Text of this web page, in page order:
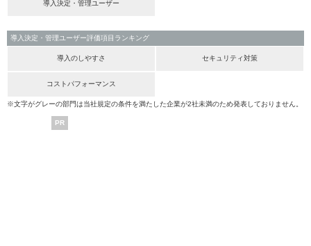
導入決定・管理ユーザー
導入決定・管理ユーザー評価項目ランキング
導入のしやすさ セキュリティ対策
コストパフォーマンス
※文字がグレーの部門は当社規定の条件を満たした企業が2社未満のため発表しておりません。
PR